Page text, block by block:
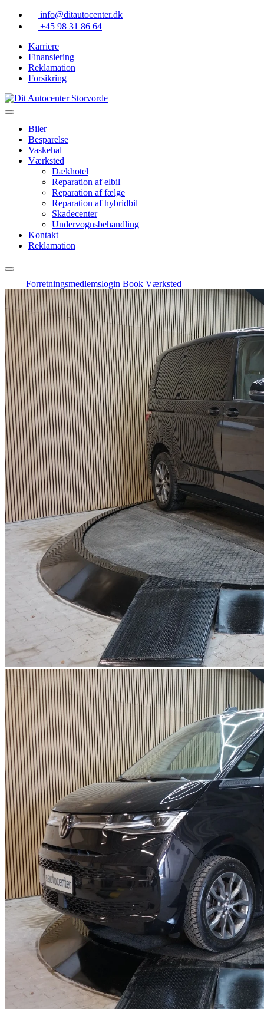
Skip
info@ditautocenter.dk
+45 98 31 86 64
Karriere
Finansiering
Reklamation
Forsikring
Biler
Besparelse
Vaskehal
Værksted
Dækhotel
Reparation af elbil
Reparation af fælge
Reparation af hybridbil
Skadecenter
Undervognsbehandling
Kontakt
Reklamation
Forretningsmedlemslogin Book Værksted